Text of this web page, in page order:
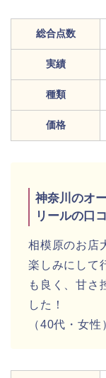
総合点数
実績
種類
価格
神奈川のオ
リールの口
相模原のお店
楽しみにして
も良く、甘さ
した！
（40代・女性